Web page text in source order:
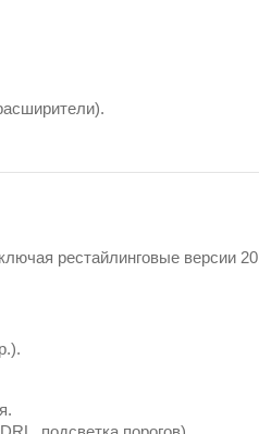
рестайлинговые версии